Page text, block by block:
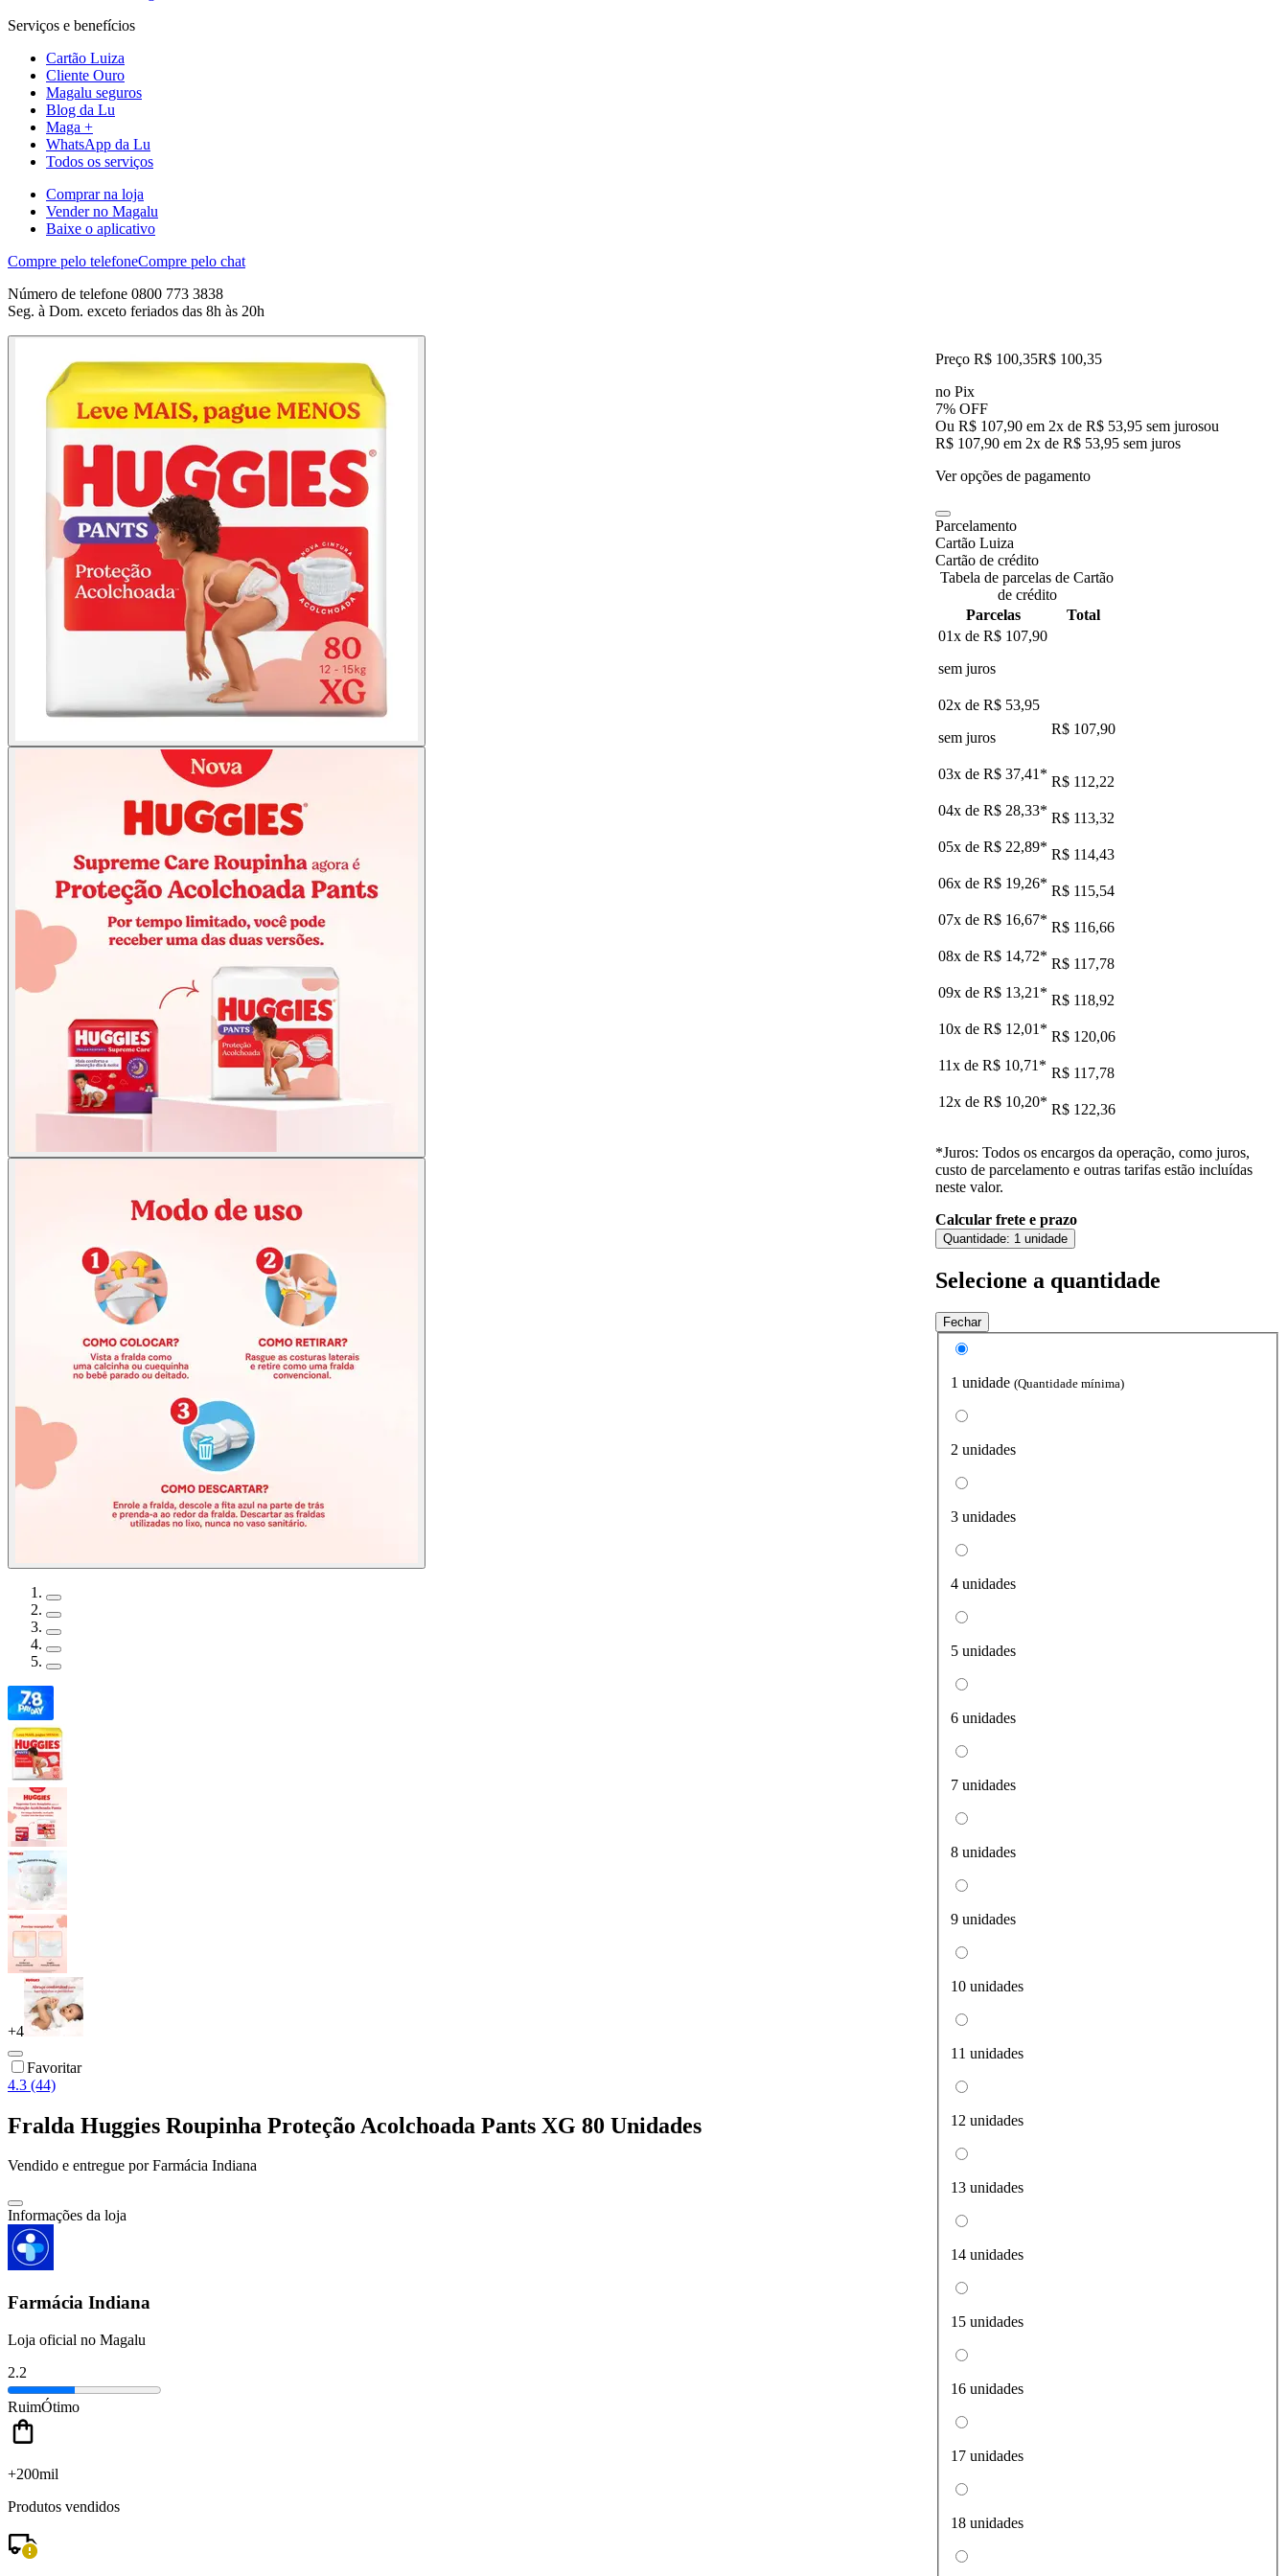
Serviços e benefícios
Cartão Luiza
Cliente Ouro
Magalu seguros
Blog da Lu
Maga +
WhatsApp da Lu
Todos os serviços
Comprar na loja
Vender no Magalu
Baixe o aplicativo
Compre pelo telefoneCompre pelo chat
Número de telefone 0800 773 3838
Seg. à Dom. exceto feriados das 8h às 20h
+4
Favoritar
4.3 (44)
Fralda Huggies Roupinha Proteção Acolchoada Pants XG 80 Unidades
Vendido e entregue por Farmácia Indiana
Informações da loja
Farmácia Indiana
Loja oficial no Magalu
2.2
RuimÓtimo
+200mil
Produtos vendidos
Preço R$ 100,35R$ 100,35
no Pix
7% OFF
Ou R$ 107,90 em 2x de R$ 53,95 sem jurosou
R$ 107,90 em 2x de R$ 53,95 sem juros
Ver opções de pagamento
Parcelamento
Cartão Luiza
Cartão de crédito
Tabela de parcelas de Cartão
de crédito
Parcelas
Total
01x de R$ 107,90
sem juros
02x de R$ 53,95
sem juros
R$ 107,90
03x de R$ 37,41 * R$ 112,22
04x de R$ 28,33* R$ 113,32
05x de R$ 22,89* R$ 114,43
06x de R$ 19,26* R$ 115,54
07x de R$ 16,67* R$ 116,66
08x de R$ 14,72* R$ 117,78
09x de R$ 13,21 * R$ 118,92
10x de R$ 12,01 * R$ 120,06
11x de R$ 10,71 * R$ 117,78
12x de R$ 10,20* R$ 122,36
*Juros: Todos os encargos da operação, como juros,
custo de parcelamento e outras tarifas estão incluídas
neste valor.
Calcular frete e prazo
Quantidade: 1 unidade
Selecione a quantidade
Fechar
1 unidade (Quantidade mínima)
2 unidades
3 unidades
4 unidades
5 unidades
6 unidades
7 unidades
8 unidades
9 unidades
10 unidades
11 unidades
12 unidades
13 unidades
14 unidades
15 unidades
16 unidades
17 unidades
18 unidades